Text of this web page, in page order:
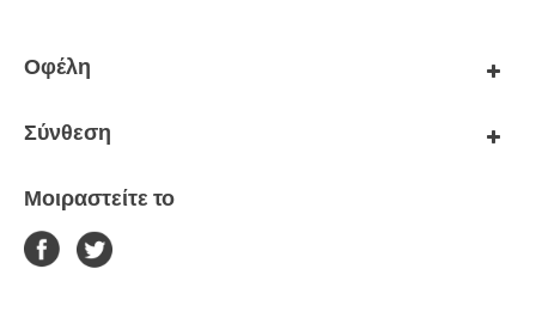
Οφέλη
Σύνθεση
Μοιραστείτε το